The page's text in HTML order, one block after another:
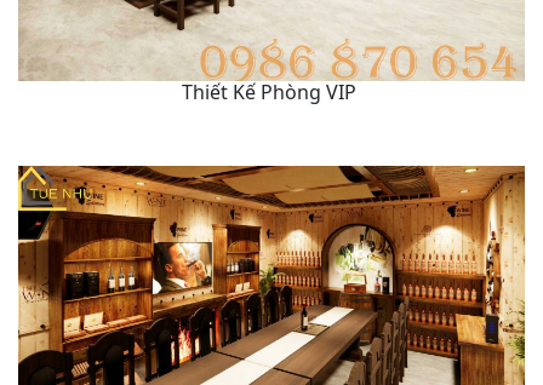
Thiết Kế Phòng VIP